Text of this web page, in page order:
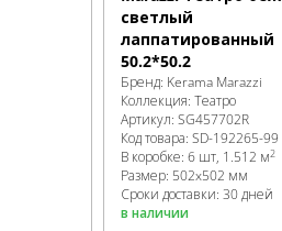
светлый
лаппатированный
50.2*50.2
Бренд: Kerama Marazzi
Коллекция: Театро
Артикул: SG457702R
Код товара: SD-192265-99
В коробке: 6 шт, 1.512 м2
Размер: 502x502 мм
Сроки доставки: 30 дней
в наличии